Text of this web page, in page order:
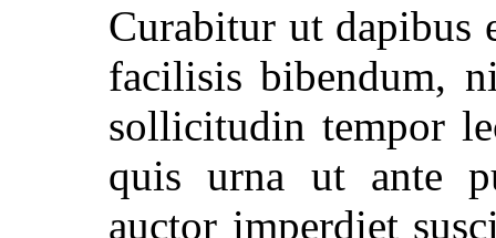
Curabitur ut dapibus
facilisis bibendum,
sollicitudin tempor
quis urna ut ante
auctor imperdiet